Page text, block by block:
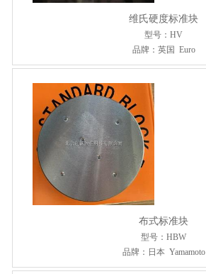
维氏硬度标准块
型号：HV
品牌：英国 Euro
布式标准块
型号：HBW
品牌：日本 Yamamoto